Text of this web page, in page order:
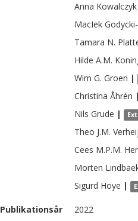
Anna Kowalczyk
MacIek
Tamara N.
Hilde A.M.
Wim G. Groen |
Christina Åhrén
Nils Grude |
Theo J.M.
Cees M.P.M.
Morten
Sigurd Hoye |
Publikationsår
2022